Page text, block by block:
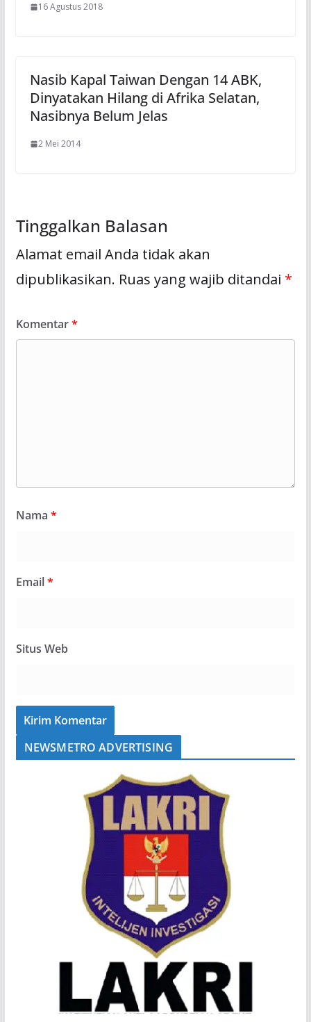
16 Agustus 2018
Nasib Kapal Taiwan Dengan 14 ABK,
Dinyatakan Hilang di Afrika Selatan,
Nasibnya Belum Jelas
2 Mei 2014
Tinggalkan Balasan
Alamat email Anda tidak akan
dipublikasikan. Ruas yang wajib ditandai *
Komentar*
Nama *
Email*
Situs Web
NEWSMETRO ADVERTISING